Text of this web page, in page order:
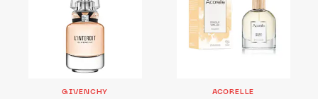
GIVENCHY ACORELLE